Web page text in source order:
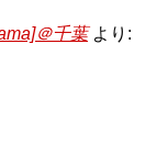
＠千葉 より: